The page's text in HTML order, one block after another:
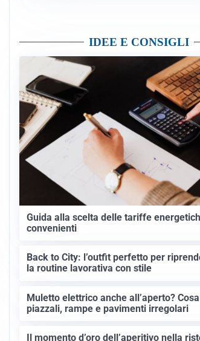
IDEE E CONSIGLI
Guida alla scelta delle tariffe
convenienti
Back to City: l’outfit perfetto per
la routine lavorativa con stile
Muletto elettrico anche all’aperto?
piazzali, rampe e pavimenti irregolari
Il momento d’oro dell’aperitivo nella